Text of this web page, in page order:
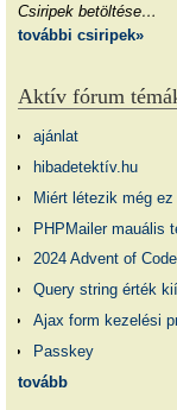
Csiripek betöltése…
további csiripek»
Aktív fórum
ajánlat
hibadetektív.hu
Miért létezik még
PHPMailer mauális
2024 Advent of Code
Query string érték
Ajax form kezelési
Passkey
tovább